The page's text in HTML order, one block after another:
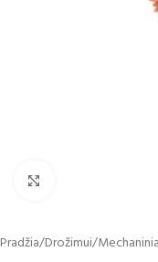
Pradžia/Drožimui/